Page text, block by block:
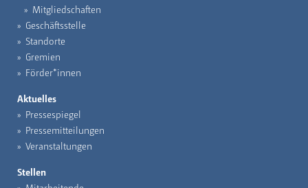
Mitgliedschaften
Geschäftsstelle
Standorte
Gremien
Förder*innen
Aktuelles
Pressespiegel
Pressemitteilungen
Veranstaltungen
Stellen